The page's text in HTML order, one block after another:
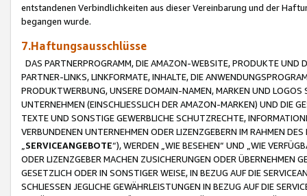
entstandenen Verbindlichkeiten aus dieser Vereinbarung und der
begangen wurde.
7.Haftungsausschlüsse
DAS PARTNERPROGRAMM, DIE AMAZON-WEBSITE, PRODUKTE UND
PARTNER-LINKS, LINKFORMATE, INHALTE, DIE
PRODUKTWERBUNG, UNSERE DOMAIN-NAMEN, MARKEN UND
UNTERNEHMEN (EINSCHLIESSLICH DER AMAZON-MARKEN) UND DIE
TEXTE UND SONSTIGE GEWERBLICHE SCHUTZRECHTE,
VERBUNDENEN UNTERNEHMEN ODER LIZENZGEBERN IM RAHMEN
SERVICEANGEBOTE“), WERDEN „WIE BESEHEN“ UND „WIE
ODER LIZENZGEBER MACHEN ZUSICHERUNGEN ODER ÜBERNEHMEN
GESETZLICH ODER IN SONSTIGER WEISE, IN BEZUG AUF DIE
SCHLIESSEN JEGLICHE GEWÄHRLEISTUNGEN IN BEZUG AUF DIE